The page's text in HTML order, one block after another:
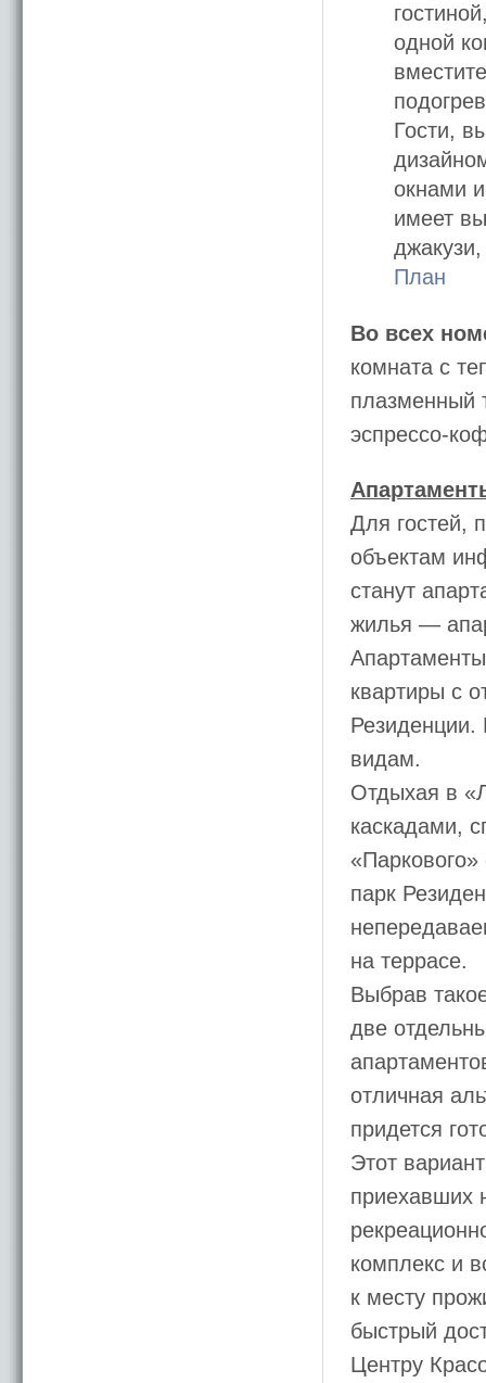
одной
Гости,
окнами
имеет
План
Во всех
комната с
плазменный
эспрессо-
Для гостей,
объектам
станут
жилья —
квартиры с
Резиденции.
видам.
Отдыхая в
каскадами,
парк
на террасе.
Выбрав
две
отличная
придется
Этот
приехавших
комплекс и
к месту
быстрый
Центру